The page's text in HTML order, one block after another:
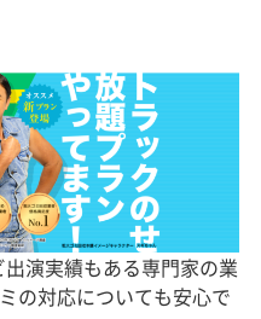
出演実績もある専門家の業
の対応についても安心で